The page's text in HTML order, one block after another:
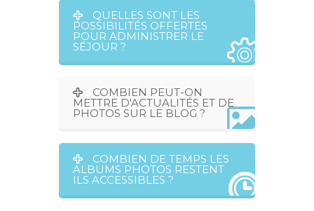
QUELLES SONT LES
POSSIBILITÉS OFFERTES
POUR ADMINISTRER LE
SÉJOUR ?
COMBIEN PEUT-ON
METTRE D'ACTUALITÉS ET DE
PHOTOS SUR LE BLOG ?
COMBIEN DE TEMPS LES
ALBUMS PHOTOS RESTENT
ILS ACCESSIBLES ?